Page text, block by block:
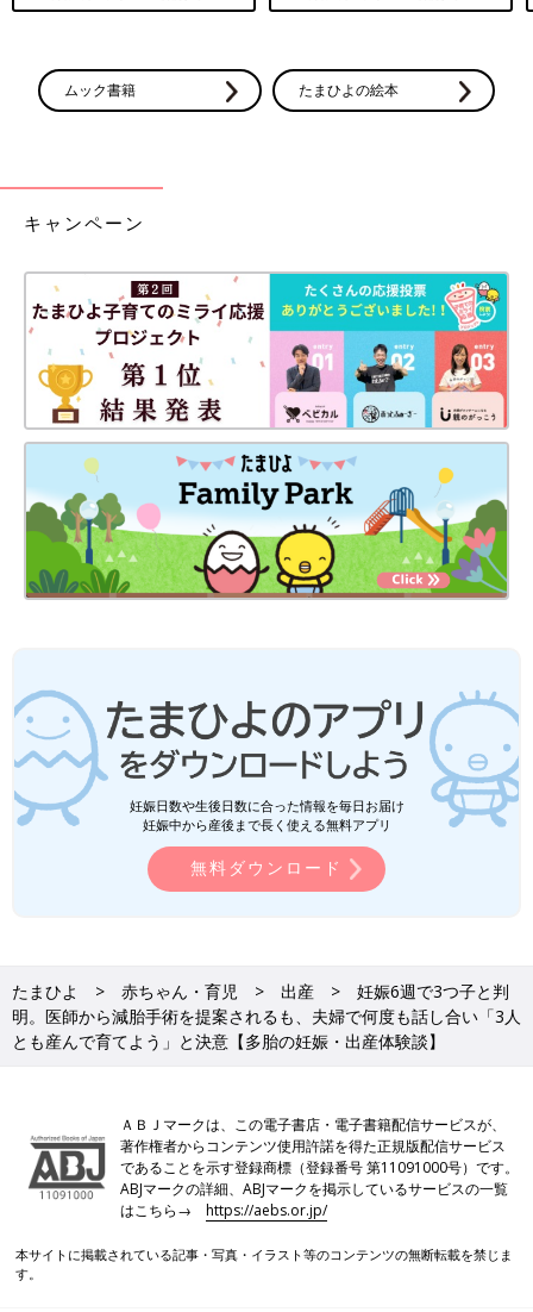
出社のときはタクシーを使って行ったり。なんとかこなしていま
100cm前後で、はたから見れば臨月の妊婦さんに見えたと思いま
す。
静を言い渡されたりもせず、気晴らしに近所を歩くなどもしてい
ました。最後のほうはすぐに疲れるので、少し歩いては休む、ま
――管理入院はいつからしましたか？
佳奈 管理入院は妊娠28週からです。直前に夫の誕生日があった
のでどうしてもこの日は家にいたいと先生に伝えていたら、かな
えてくださり「パパのお誕生日会も終わったことだし、入院しま
すかね」と。先生、夫の誕生日のことをカルテに書いていたよう
です（笑）。
当時、子宮口はかろうじて閉じていたらしく、先生からは「ま
ぁ、よくもっているほうだよ」と言われました。ただ、いちばん
下にいた二男が骨盤に頭を突っ込んで下がってきていて、子宮頸
管（しきゅうけいかん）も短めになっているとのことで、入院に
佳奈 最初は大部屋に入院し、いずれMFICU（母体胎児集中治療
室）に移ることが決まっていたのですが、医師の「もう少しこま
かく診ていこう」との判断で入院4日目にはMFICUに移動するこ
ととなりました。MFICUは分娩室、診察室、ナースステーション
も目の前で万が一のことがあったときにとても安心できる環境で
したが、基本部屋から出てはいけないのとシャワーもNG。身体
は拭くのみでした。
直、思いましたが、子どもたちの命がいちばんですし、自分の一
存で決められるものでもないので、ただただ指示に従うのみでし
た。
ムック書籍 たまひよの絵本
キャンペーン
妊娠日数や生後日数に合った情報を毎日お届け
妊娠中から産後まで長く使える無料アプリ
無料ダウンロード
たまひよ 赤ちゃん・育児 出産
妊娠6週で3つ子と判
明。医師から減胎手術を提案されるも、夫婦で何度も話し合い「3人
とも産んで育てよう」と決意【多胎の妊娠・出産体験談】
ＡＢＪマークは、この電子書店・電子書籍配信サービスが、
著作権者からコンテンツ使用許諾を得た正規版配信サービス
であることを示す登録商標（登録番号 第11091000号）です。
ABJマークの詳細、ABJマークを掲示しているサービスの一覧
はこちら→https://aebs.or.jp/
本サイトに掲載されている記事・写真・イラスト等のコンテンツの無断転載を禁じま
す。